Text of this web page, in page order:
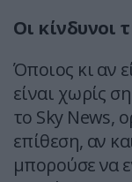
Οι κίνδυνοι
Όποιος κι αν
είναι χωρίς
το Sky News,
επίθεση, αν
μπορούσε να